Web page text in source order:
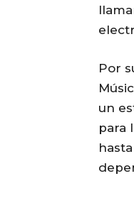
Por
un
para